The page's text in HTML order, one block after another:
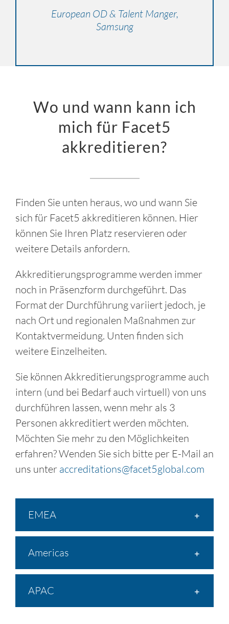
European OD & Talent Manger,
Samsung
Kelly Ann McKnight, Stoneridge
Wo und wann kann ich
mich für Facet5
akkreditieren?
Finden Sie unten heraus, wo und wann Sie
sich für Facet5 akkreditieren können. Hier
können Sie Ihren Platz reservieren oder
weitere Details anfordern.
Akkreditierungsprogramme werden immer
noch in Präsenzform durchgeführt. Das
Format der Durchführung variiert jedoch, je
nach Ort und regionalen Maßnahmen zur
Kontaktvermeidung. Unten finden sich
weitere Einzelheiten.
Sie können Akkreditierungsprogramme auch
intern (und bei Bedarf auch virtuell) von uns
durchführen lassen, wenn mehr als 3
Personen akkreditiert werden möchten.
Möchten Sie mehr zu den Möglichkeiten
erfahren? Wenden Sie sich bitte per E-Mail an
uns unter accreditations@facet5global.com
EMEA
Americas
APAC